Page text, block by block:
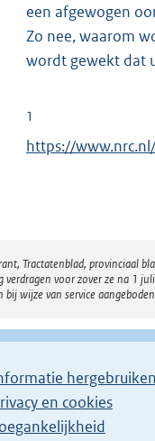
een afgewogen
Zo nee, waarom
wordt gewekt dat
1
E
n
e
i
k
:
https://
Tractatenblad, provinciaal
voor zover ze na 1
wijze van service
hergebruiken
en cookies